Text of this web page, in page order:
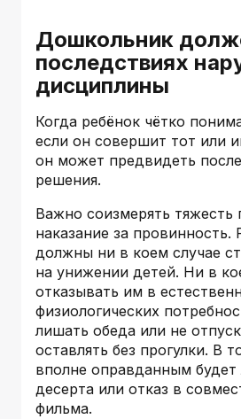
Дошкольник
последствиях
дисциплины
Когда ребёнок чётко
если он совершит тот или
он может предвидеть
решения.
Важно соизмерять тяжесть
наказание за провинность.
должны ни в коем случае
на унижении детей. Ни в
отказывать им в
физиологических
лишать обеда или не
оставлять без прогулки. В
вполне оправданным
десерта или отказ в
фильма.